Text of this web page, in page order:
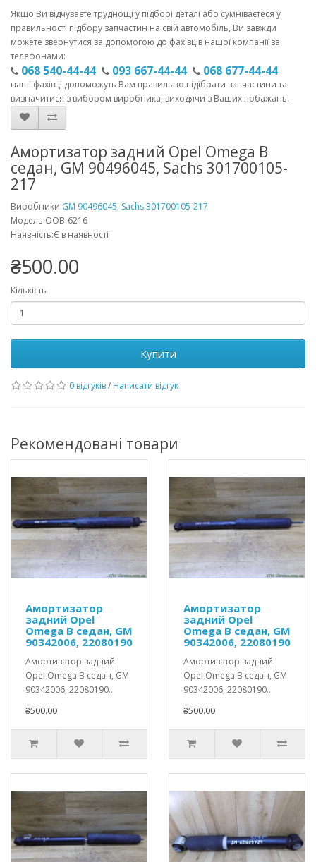
Якщо Ви відчуваєте труднощі у підборі деталі або сумніваєтеся у
правильності підбору запчастин на свій автомобіль, Ви завжди
можете звернутися за допомогою до фахівців нашої компанії за
телефонами:
068 540-44-44 093 667-44-44 068 677-44-44
наші фахівці допоможуть Вам правильно підібрати запчастини та
визначитися з вибором виробника, виходячи з Ваших побажань.
Амортизатор задний Opel Omega B
седан, GM 90496045, Sachs 301700105-
217
Виробники GM 90496045, Sachs 301700105-217
Модель:OOB-6216
Наявність:Є в наявності
₴500.00
Кількість
Купити
0 відгуків/ Написати відгук
Рекомендовані товари
Амортизатор
задний Opel
Omega B седан, GM
90342006, 22080190
Амортизатор задний
Opel Omega B седан, GM
90342006, 22080190..
₴500.00
Амортизатор
задний Opel
Omega B седан, GM
90342006, 22080190
Амортизатор задний
Opel Omega B седан, GM
90342006, 22080190..
₴500.00